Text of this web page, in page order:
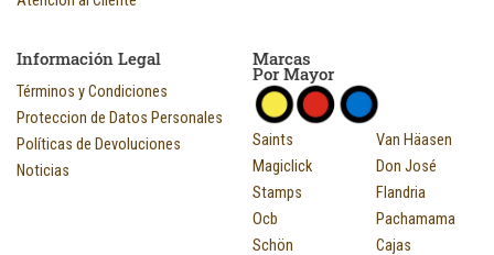
Información Legal
Términos y Condiciones
Proteccion de Datos Personales
Políticas de Devoluciones
Noticias
Marcas
Por Mayor
Saints
Magiclick
Stamps
Ocb
Schön
Van Häasen
Don José
Flandria
Pachamama
Cajas